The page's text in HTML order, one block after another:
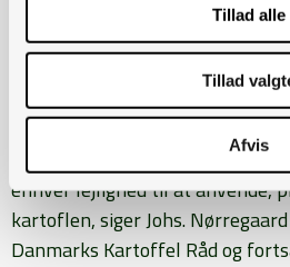
Tillad alle
Tillad
Afvis
engagere børn og unge i
og netop dette fokus af en af
Danmarks Kartoffel Råd har
som årets Kartoffelambassadør.
- Per Mandrup er en
enhver lejlighed til at anvende,
kartoflen, siger Johs.
Danmarks Kartoffel Råd og